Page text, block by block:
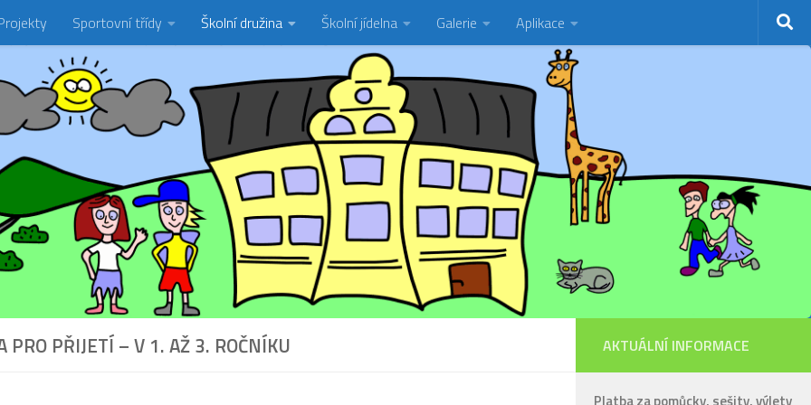
Sportovní třídy Školní družina Školní jídelna Galerie Aplikace
PRO PŘIJETÍ – V 1. AŽ 3. ROČNÍKU AKTUÁLNÍ INFORMACE